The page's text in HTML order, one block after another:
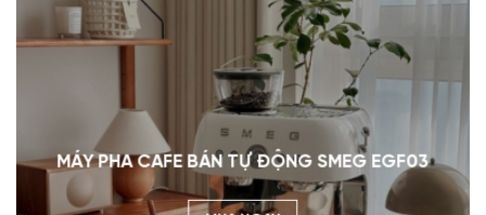
MÁY PHA CAFE BÁN TỰ ĐỘNG SMEG EGF03